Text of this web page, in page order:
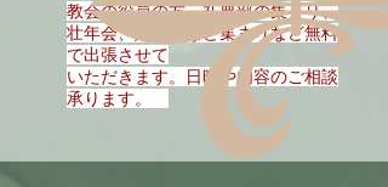
教会の役員の方、礼典部の集まり、
壮年会、婦人会など集まりなど無料
で出張させて
いただきます。日時や内容のご相談
承ります。